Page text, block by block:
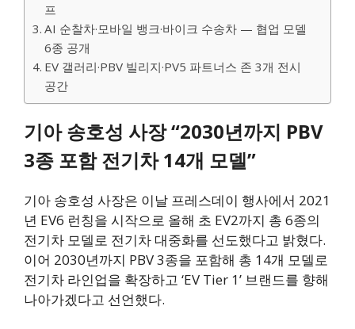
프
AI 순찰차·모바일 뱅크·바이크 수송차 — 협업 모델
6종 공개
EV 갤러리·PBV 빌리지·PV5 파트너스 존 3개 전시
공간
기아 송호성 사장 “2030년까지 PBV
3종 포함 전기차 14개 모델”
기아 송호성 사장은 이날 프레스데이 행사에서 2021
년 EV6 런칭을 시작으로 올해 초 EV2까지 총 6종의
전기차 모델로 전기차 대중화를 선도했다고 밝혔다.
이어 2030년까지 PBV 3종을 포함해 총 14개 모델로
전기차 라인업을 확장하고 ‘EV Tier 1’ 브랜드를 향해
나아가겠다고 선언했다.